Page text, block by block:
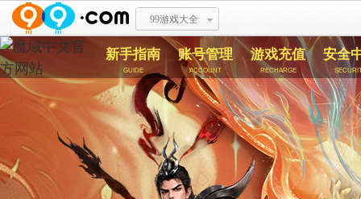
99游戏大全
新手指南
guide
账号管理
account
游戏充值
recharge
安全